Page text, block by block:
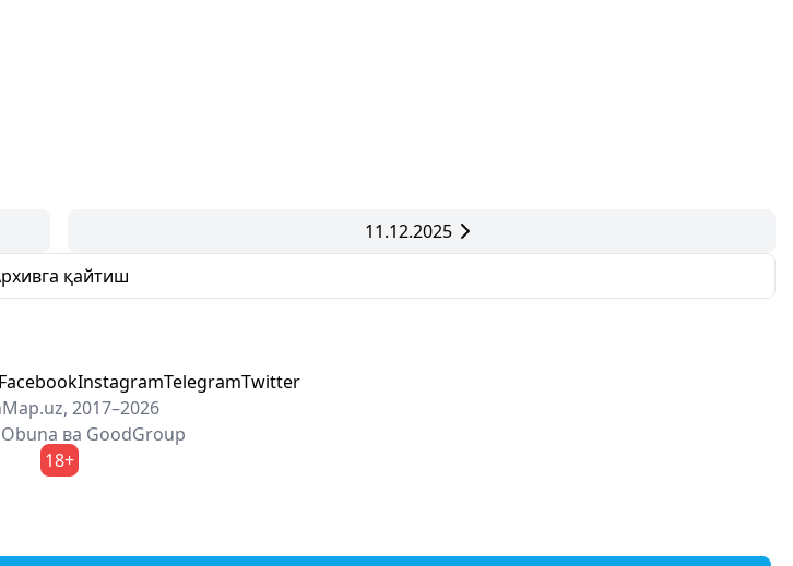
11.12.2025
қайтиш
FacebookInstagramTelegramTwitter
2017–2026
Obuna ва GoodGroup
18+